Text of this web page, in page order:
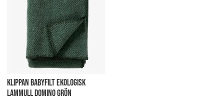
KLIPPAN BABYFILT EKOLOGISK
LAMMULL DOMINO GRÖN